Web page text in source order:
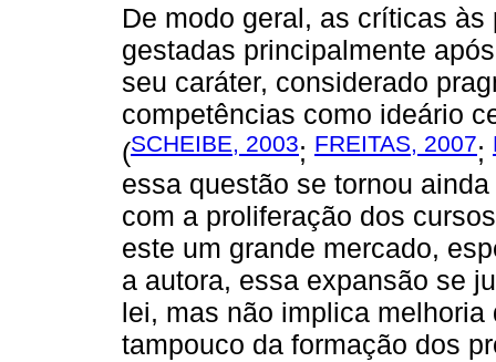
De modo geral, as críticas
gestadas principalmente
seu caráter, considerado
competências como ideário
(SCHEIBE, 2003; FREITAS, 2007;
essa questão se tornou
com a proliferação dos
este um grande mercado,
a autora, essa expansão se
lei, mas não implica
tampouco da formação dos